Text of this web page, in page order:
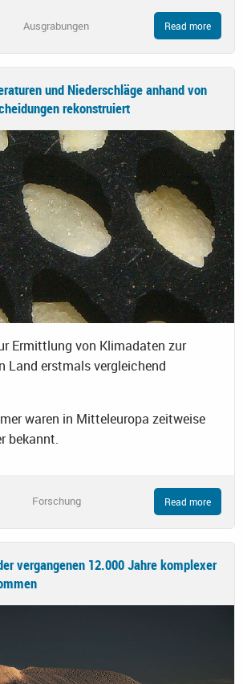
Ausgrabungen Read more
und Niederschläge anhand von
rekonstruiert
Ermittlung von Klimadaten zur
Land erstmals vergleichend
waren in Mitteleuropa zeitweise
bekannt.
Forschung Read more
vergangenen 12.000 Jahre komplexer